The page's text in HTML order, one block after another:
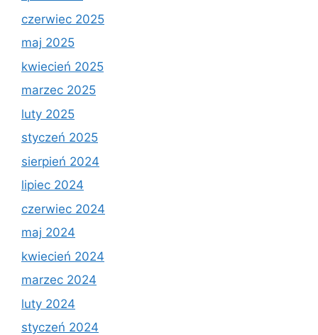
czerwiec 2025
maj 2025
kwiecień 2025
marzec 2025
luty 2025
styczeń 2025
sierpień 2024
lipiec 2024
czerwiec 2024
maj 2024
kwiecień 2024
marzec 2024
luty 2024
styczeń 2024